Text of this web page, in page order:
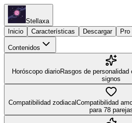
Stellaxa
Inicio
Características Descargar Pro
Contenidos
Horóscopo diarioRasgos de
signos
Compatibilidad zodiacalCompatibilidad
para 78